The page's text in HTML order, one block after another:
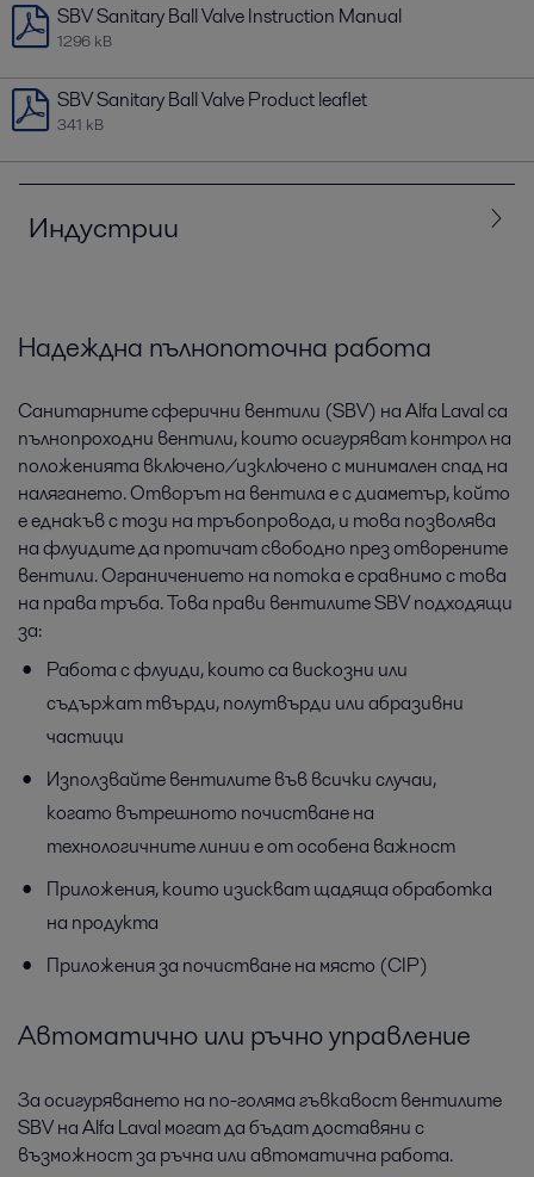
SBV Sanitary Ball Valve Instruction Manual
1296 kB
SBV Sanitary Ball Valve Product leaflet
341 kB
Индустрии
Пивоварно производство
Желаете да намалите потреблението на енергия и вода, както
и да повишите хигиенните нива и качеството на продукта?
Оборудването за напитки Alfa Laval и решенията за
преработка могат да ви помогнат.
Преработка на хранителни
продукти
Хранителните продукти трябва да отговарят на
очакванията на потребителите. Технологиите за преработка
на Alfa Laval ви помагат да изпълните желанията на вашите
клиенти – с правилния вкус и текстура.
Надеждна пълнопоточна работа
Санитарните сферични вентили (SBV) на Alfa Laval са
пълнопроходни вентили, които осигуряват контрол на
положенията включено/изключено с минимален спад на
налягането. Отворът на вентила е с диаметър, който
е еднакъв с този на тръбопровода, и това позволява
на флуидите да протичат свободно през отворените
вентили. Ограничението на потока е сравнимо с това
на права тръба. Това прави вентилите SBV подходящи
за:
Работа с флуиди, които са вискозни или
съдържат твърди, полутвърди или абразивни
частици
Използвайте вентилите във всички случаи,
когато вътрешното почистване на
технологичните линии е от особена важност
Приложения, които изискват щадяща обработка
на продукта
Приложения за почистване на място (CIP)
Автоматично или ръчно управление
За осигуряването на по-голяма гъвкавост вентилите
SBV на Alfa Laval могат да бъдат доставяни с
възможност за ръчна или автоматична работа.